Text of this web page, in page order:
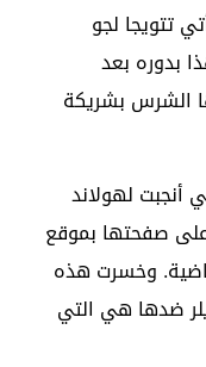
تتويجا لجو
بدوره بعد
الشرس بشريكة
أنجبت لهولاند
على صفحتها بموقع
وخسرت هذه
ضدها هي التي